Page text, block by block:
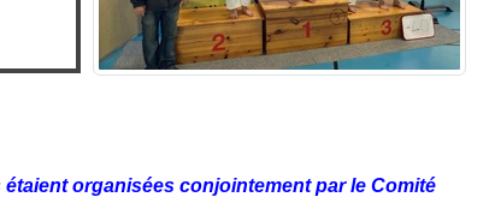
organisées conjointement par le Comité